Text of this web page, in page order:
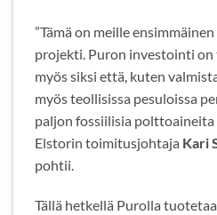
”Tämä on meille
projekti. Puron investointi on
myös siksi että, kuten
myös teollisissa pesuloissa
paljon fossiilisia polttoaineita
Elstorin toimitusjohtaja Kari
pohtii.
Tällä hetkellä Purolla